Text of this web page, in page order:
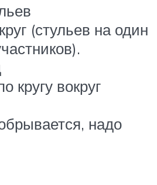
(стульев на один
кругу вокруг
надо